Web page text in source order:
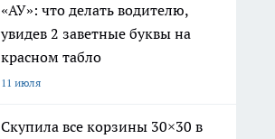
«АУ»: что делать водителю,
увидев 2 заветные буквы на
красном табло
11 июля
Скупила все корзины 30×30 в